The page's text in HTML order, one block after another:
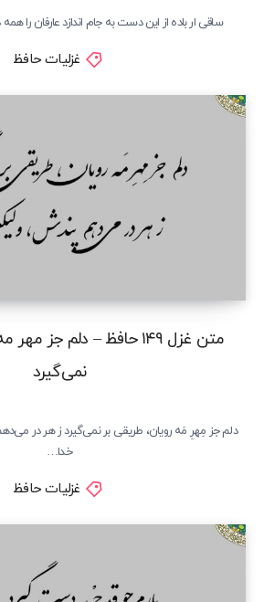
ساقی ار باده از این دست به جام اندازد عارفان را
غزلیات حافظ
متن غزل ۱۴۹ حافظ – دلم جز
نمی‌گیرد
دلم جز مِهرِ مَه رویان، طریقی بر نمی‌گیرد ز هر در
خدا…
غزلیات حافظ